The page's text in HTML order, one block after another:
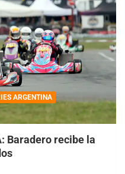
ARGENTINA
Baradero recibe la